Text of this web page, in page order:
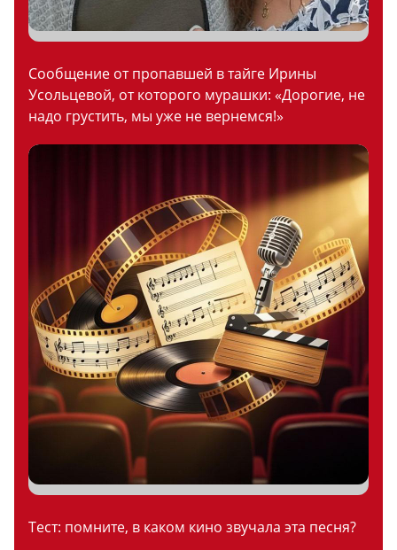
Сообщение от пропавшей в тайге Ирины
Усольцевой, от которого мурашки: «Дорогие, не
надо грустить, мы уже не вернемся!»
Тест: помните, в каком кино звучала эта песня?